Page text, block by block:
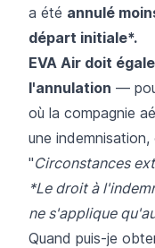
a été annulé
départ initiale*.
EVA Air doit
l'annulation —
où la compagnie
une
"Circonstances
*Le droit à
ne s'applique
Quand puis-je